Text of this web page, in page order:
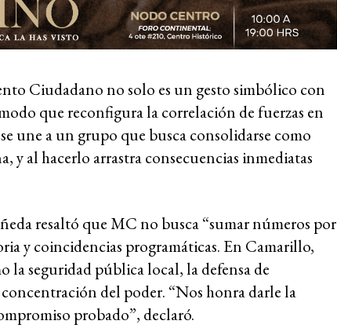
Ciudadano no solo es un gesto simbólico con
que reconfigura la correlación de fuerzas en
une a un grupo que busca consolidarse como
y al hacerlo arrastra consecuencias inmediatas
resaltó que MC no busca “sumar números por
y coincidencias programáticas. En Camarillo,
la seguridad pública local, la defensa de
del poder. “Nos honra darle la
probado”, declaró.